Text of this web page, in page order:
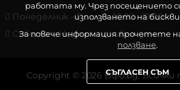
Понеделник - Петък: 10:00 - 19:00 ч.
Събота и Неделя: почивен ден
Copyright © 2026 Bqlo.bg. Всички
работата му. Чрез посещението
използването на
За повече информация прочетете
ползване.
СЪГЛАСЕН СЪМ